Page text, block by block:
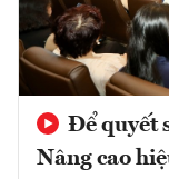
Để quyết
Nâng cao